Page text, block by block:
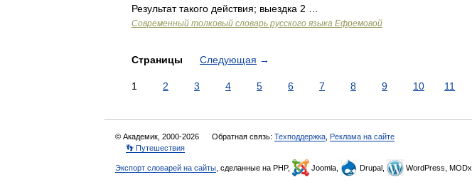
Результат такого действия; выездка 2 …
Современный толковый словарь русского языка Ефремовой
Страницы Следующая →
1 2 3 4 5 6 7 8 9 10 11
© Академик, 2000-2026 Обратная связь: Техподдержка Реклама на сайте
👣 Путешествия
Экспорт словарей на сайты , сделанные на PHP, Joomla, Drupal, WordPress, MODx.